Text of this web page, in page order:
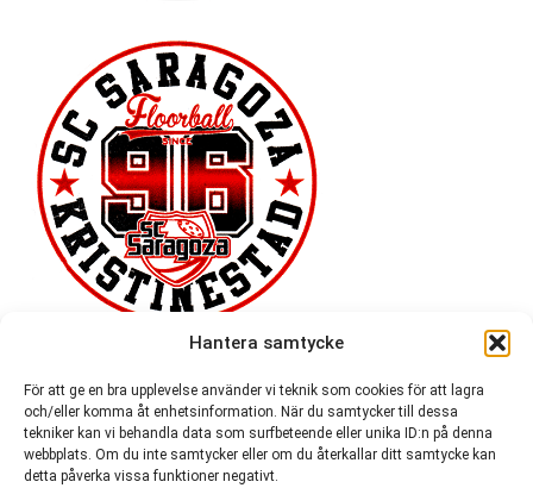
Hantera samtycke
För att ge en bra upplevelse använder vi teknik som cookies för att lagra
och/eller komma åt enhetsinformation. När du samtycker till dessa
tekniker kan vi behandla data som surfbeteende eller unika ID:n på denna
webbplats. Om du inte samtycker eller om du återkallar ditt samtycke kan
detta påverka vissa funktioner negativt.